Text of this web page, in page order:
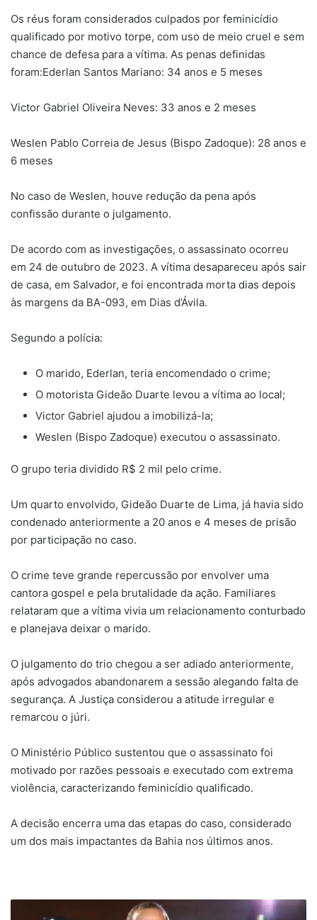
Os réus foram considerados culpados por feminicídio
qualificado por motivo torpe, com uso de meio cruel e sem
chance de defesa para a vítima. As penas definidas
foram:Ederlan Santos Mariano: 34 anos e 5 meses
Victor Gabriel Oliveira Neves: 33 anos e 2 meses
Weslen Pablo Correia de Jesus (Bispo Zadoque): 28 anos e
6 meses
No caso de Weslen, houve redução da pena após
confissão durante o julgamento.
De acordo com as investigações, o assassinato ocorreu
em 24 de outubro de 2023. A vítima desapareceu após sair
de casa, em Salvador, e foi encontrada morta dias depois
às margens da BA-093, em Dias d’Ávila.
Segundo a polícia:
O marido, Ederlan, teria encomendado o crime;
O motorista Gideão Duarte levou a vítima ao local;
Victor Gabriel ajudou a imobilizá-la;
Weslen (Bispo Zadoque) executou o assassinato.
O grupo teria dividido R$ 2 mil pelo crime.
Um quarto envolvido, Gideão Duarte de Lima, já havia sido
condenado anteriormente a 20 anos e 4 meses de prisão
por participação no caso.
O crime teve grande repercussão por envolver uma
cantora gospel e pela brutalidade da ação. Familiares
relataram que a vítima vivia um relacionamento conturbado
e planejava deixar o marido.
O julgamento do trio chegou a ser adiado anteriormente,
após advogados abandonarem a sessão alegando falta de
segurança. A Justiça considerou a atitude irregular e
remarcou o júri.
O Ministério Público sustentou que o assassinato foi
motivado por razões pessoais e executado com extrema
violência, caracterizando feminicídio qualificado.
A decisão encerra uma das etapas do caso, considerado
um dos mais impactantes da Bahia nos últimos anos.